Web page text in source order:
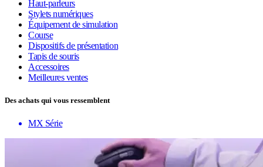
Haut-parleurs
Stylets numériques
Équipement de simulation
Course
Dispositifs de présentation
Tapis de souris
Accessoires
Meilleures ventes
Des achats qui vous ressemblent
MX Série